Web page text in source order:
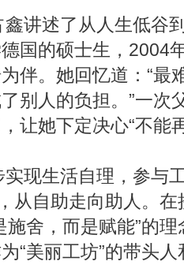
讲述了从人生低谷
国的硕士生，2004
伴。她回忆道：“最
别人的负担。”一次
让她下定决心“不能
现生活自理，参与
从自助走向助人。在
施舍，而是赋能”的
“美丽工坊”的带头